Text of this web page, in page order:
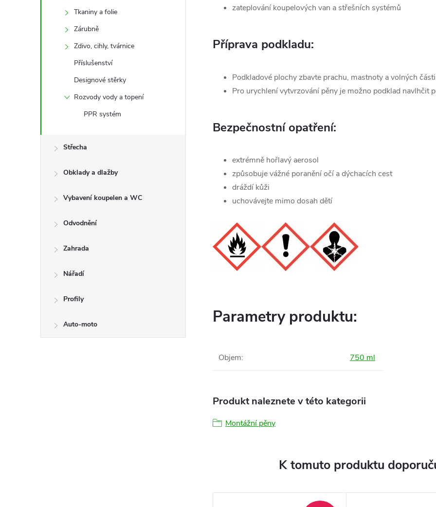
Tkaniny a folie
Zárubně
Zdivo, cihly, tvárnice
Příslušenství
Designové stěrky
Rozvody vody a topení
PPR systém
Střecha
Obklady a dlažby
Vybavení koupelen a WC
Odvodnění
Zahrada
Nářadí
Profily
Auto-moto
zateplování koupelových van a střešních systémů
Příprava podkladu:
Podkladové plochy zbavte prachu, mastnoty a volných
Pro urychlení vytvrzování pěny je možno podklad navlhčit
Bezpečnostní opatření:
extrémně hořlavý aerosol
způsobuje vážné poranění očí a dýchacích cest
dráždí kůži
uchovávejte mimo dosah dětí
Parametry produktu:
Objem: 750 ml
Produkt naleznete v této kategorii
Montážní pěny
K tomuto produktu